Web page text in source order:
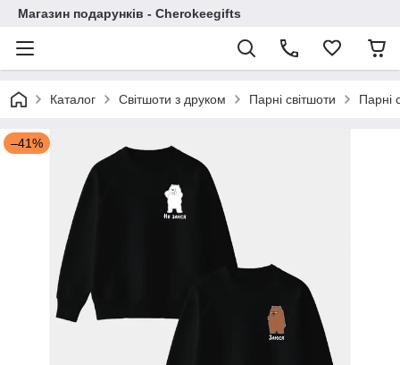
Магазин подарунків - Cherokeegifts
Каталог Світшоти з друком Парні світшоти Парні
–41%